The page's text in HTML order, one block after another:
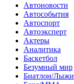
Автоновости
Автособытия
Автоспорт
Автоэксперт
Актеры
Аналитика
Баскетбол
Безумный мир
Биатлон/Лыжи